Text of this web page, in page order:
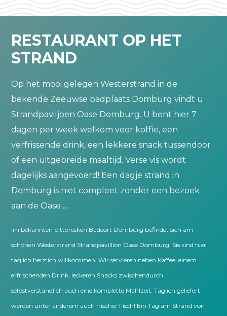
RESTAURANT OP HET
STRAND
Op het mooi gelegen Westerstrand in de
bekende Zeeuwse badplaats Domburg vindt u
Strandpaviljoen Oase Domburg. U bent hier 7
dagen per week welkom voor koffie, een
verfrissende drink, een lekkere snack tussendoor
of een uitgebreide maaltijd. Verse vis wordt
dagelijks aangevoerd! Een dagje strand in
Domburg is niet compleet zonder een bezoek
aan de Oase …
Im bekannten pittoresken Badeort Domburg befindet sich am
schönen Westerstrand Strandpavillion Oase Domburg. Sie sind hier
täglich herzlich willkommen. Wir servieren neben Kaffee, einem
erfrischenden Drink, leckeren Snacks zwischendurch
selbstverständlich auch eine komplette Mahlzeit. Täglich geliefert
werden unter anderem auch frischer Fisch! Ein Tag am Strand von